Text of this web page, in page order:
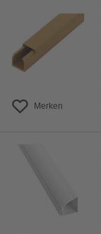
Merken